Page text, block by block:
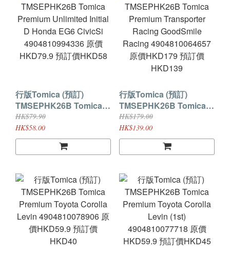
行版Tomica (預訂)
TMSEPHK26B Tomica
Premium Unlimited
Initial D Honda EG6
CivicSi 4904810994336
原價HKD79.9 預訂價
HK$79.90
HK$58.00
行版Tomica (預訂)
TMSEPHK26B Tomica
Premium Transporter
Racing GoodSmile
Racing 4904810064657
原價HKD179 預訂價
HK$179.00
HK$139.00